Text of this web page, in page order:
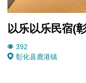
以乐以乐民宿(
392
彰化县鹿港镇